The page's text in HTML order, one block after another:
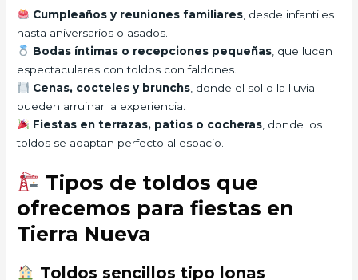
Cumpleaños y reuniones familiares, desde infantiles
hasta aniversarios o asados.
Bodas íntimas o recepciones pequeñas, que lucen
espectaculares con toldos con faldones.
Cenas, cocteles y brunchs, donde el sol o la lluvia
pueden arruinar la experiencia.
Fiestas en terrazas, patios o cocheras, donde los
toldos se adaptan perfecto al espacio.
Tipos de toldos que
ofrecemos para fiestas en
Tierra Nueva
Toldos sencillos tipo lonas